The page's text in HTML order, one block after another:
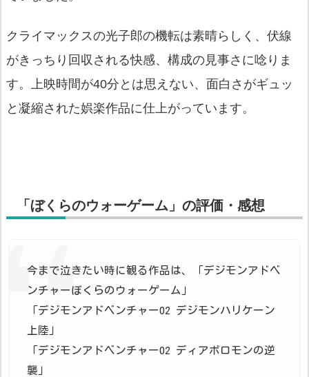
クライマックスの光子郎の機転は素晴らしく、伏線
がきっちり回収される快感、構成の見事さに唸りま
す。上映時間が40分とは思えない、面白さがギュッ
と凝縮された娯楽作品に仕上がっています。
「ぼくらのウォーゲーム」の評価・感想
今まで泣きたい時に観る作品は、「デジモンアドベ
ンチャーぼくらのウォーゲーム」
「デジモンアドベンチャー02 デジモンハリケーン
上陸」
「デジモンアドベンチャー02 ディアボロモンの逆
襲」